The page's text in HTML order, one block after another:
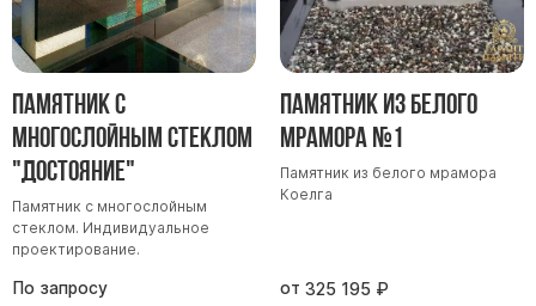
Скульптуры, барельефы и бюсты из бронзы
Колумбарий
Недорогие памятники
Памятники с фотокерамикой
Памятники животным
Памятники младенцу
Памятник с
многослойным стеклом
"Достояние"
Памятник с многослойным
стеклом. Индивидуальное
проектирование.
По запросу
Памятник из белого
мрамора №1
Памятник из белого мрамора
Коелга
от 325 195 ₽